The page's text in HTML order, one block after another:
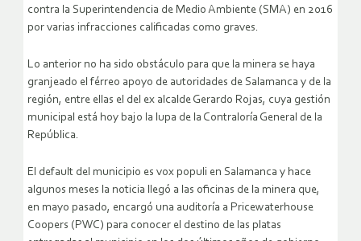
contra la Superintendencia de Medio Ambiente (SMA) en 2016
por varias infracciones calificadas como graves.
Lo anterior no ha sido obstáculo para que la minera se haya
granjeado el férreo apoyo de autoridades de Salamanca y de la
región, entre ellas el del ex alcalde Gerardo Rojas, cuya gestión
municipal está hoy bajo la lupa de la Contraloría General de la
República.
El default del municipio es vox populi en Salamanca y hace
algunos meses la noticia llegó a las oficinas de la minera que,
en mayo pasado, encargó una auditoría a Pricewaterhouse
Coopers (PWC) para conocer el destino de las platas